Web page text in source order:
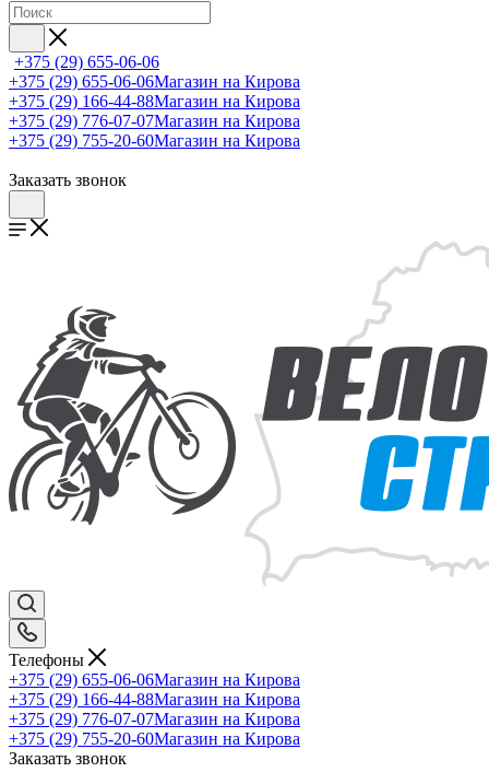
+375 (29) 655-06-06
+375 (29) 655-06-06Магазин на Кирова
+375 (29) 166-44-88Магазин на Кирова
+375 (29) 776-07-07Магазин на Кирова
+375 (29) 755-20-60Магазин на Кирова
Заказать звонок
Телефоны
+375 (29) 655-06-06Магазин на Кирова
+375 (29) 166-44-88Магазин на Кирова
+375 (29) 776-07-07Магазин на Кирова
+375 (29) 755-20-60Магазин на Кирова
Заказать звонок